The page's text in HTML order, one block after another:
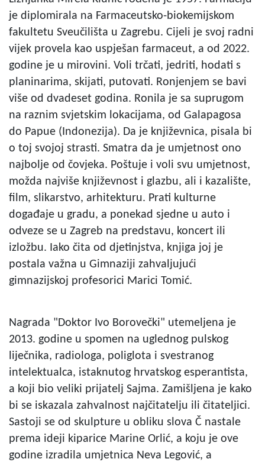
je diplomirala na Farmaceutsko-biokemijskom
fakultetu Sveučilišta u Zagrebu. Cijeli je svoj radni
vijek provela kao uspješan farmaceut, a od 2022.
godine je u mirovini. Voli trčati, jedriti, hodati s
planinarima, skijati, putovati. Ronjenjem se bavi
više od dvadeset godina. Ronila je sa suprugom
na raznim svjetskim lokacijama, od Galapagosa
do Papue (Indonezija). Da je književnica, pisala bi
o toj svojoj strasti. Smatra da je umjetnost ono
najbolje od čovjeka. Poštuje i voli svu umjetnost,
možda najviše književnost i glazbu, ali i kazalište,
film, slikarstvo, arhitekturu. Prati kulturne
događaje u gradu, a ponekad sjedne u auto i
odveze se u Zagreb na predstavu, koncert ili
izložbu. Iako čita od djetinjstva, knjiga joj je
postala važna u Gimnaziji zahvaljujući
gimnazijskoj profesorici Marici Tomić.
Nagrada "Doktor Ivo Borovečki" utemeljena je
2013. godine u spomen na uglednog pulskog
liječnika, radiologa, poliglota i svestranog
intelektualca, istaknutog hrvatskog esperantista,
a koji bio veliki prijatelj Sajma. Zamišljena je kako
bi se iskazala zahvalnost najčitatelju ili čitateljici.
Sastoji se od skulpture u obliku slova Č nastale
prema ideji kiparice Marine Orlić, a koju je ove
godine izradila umjetnica Neva Legović, a